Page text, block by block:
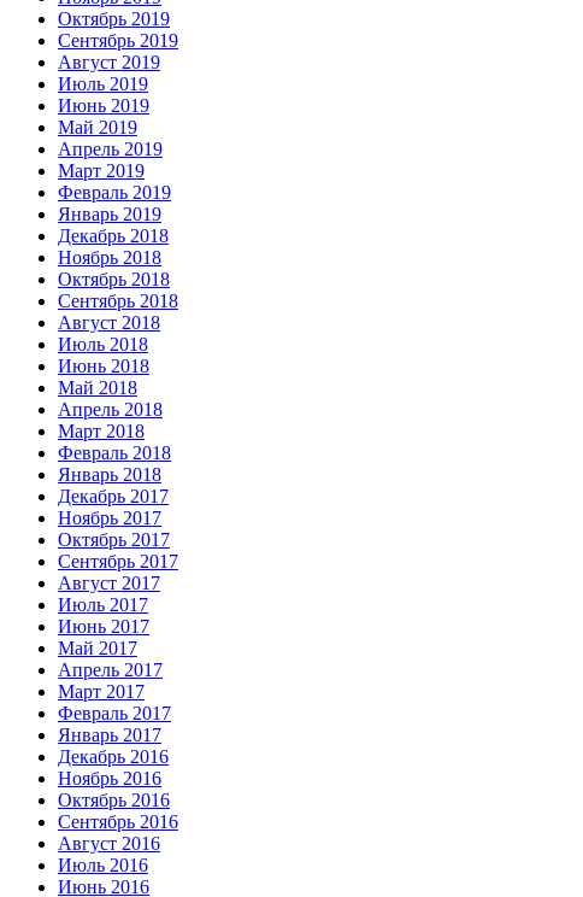
Октябрь 2019
Сентябрь 2019
Август 2019
Июль 2019
Июнь 2019
Май 2019
Апрель 2019
Март 2019
Февраль 2019
Январь 2019
Декабрь 2018
Ноябрь 2018
Октябрь 2018
Сентябрь 2018
Август 2018
Июль 2018
Июнь 2018
Май 2018
Апрель 2018
Март 2018
Февраль 2018
Январь 2018
Декабрь 2017
Ноябрь 2017
Октябрь 2017
Сентябрь 2017
Август 2017
Июль 2017
Июнь 2017
Май 2017
Апрель 2017
Март 2017
Февраль 2017
Январь 2017
Декабрь 2016
Ноябрь 2016
Октябрь 2016
Сентябрь 2016
Август 2016
Июль 2016
Июнь 2016